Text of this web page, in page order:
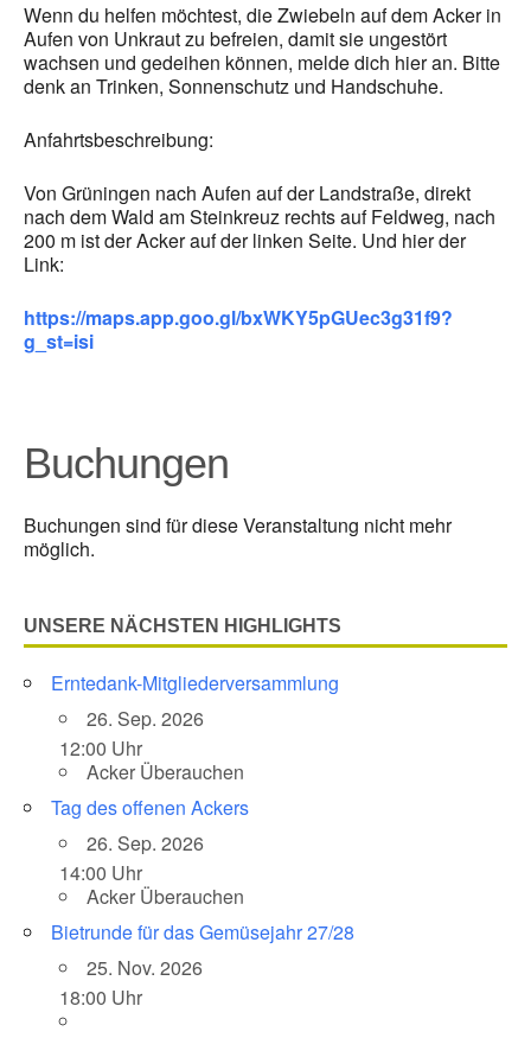
Wenn du helfen möchtest, die Zwiebeln auf dem Acker in
Aufen von Unkraut zu befreien, damit sie ungestört
wachsen und gedeihen können, melde dich hier an. Bitte
denk an Trinken, Sonnenschutz und Handschuhe.
Anfahrtsbeschreibung:
Von Grüningen nach Aufen auf der Landstraße, direkt
nach dem Wald am Steinkreuz rechts auf Feldweg, nach
200 m ist der Acker auf der linken Seite. Und hier der
Link:
https://maps.app.goo.gl/bxWKY5pGUec3g31f9?
g_st=isi
Buchungen
Buchungen sind für diese Veranstaltung nicht mehr
möglich.
UNSERE NÄCHSTEN HIGHLIGHTS
Erntedank-Mitgliederversammlung
26. Sep. 2026
12:00 Uhr
Acker Überauchen
Tag des offenen Ackers
26. Sep. 2026
14:00 Uhr
Acker Überauchen
Bietrunde für das Gemüsejahr 27/28
25. Nov. 2026
18:00 Uhr